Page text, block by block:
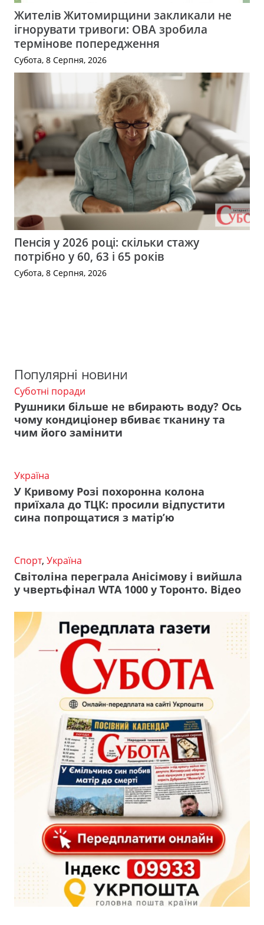
Жителів Житомирщини закликали не
ігнорувати тривоги: ОВА зробила
термінове попередження
Субота, 8 Серпня, 2026
Пенсія у 2026 році: скільки стажу
потрібно у 60, 63 і 65 років
Субота, 8 Серпня, 2026
Популярні новини
Суботні поради
Рушники більше не вбирають воду? Ось
чому кондиціонер вбиває тканину та
чим його замінити
Україна
У Кривому Розі похоронна колона
приїхала до ТЦК: просили відпустити
сина попрощатися з матір’ю
Спорт, Україна
Світоліна переграла Анісімову і вийшла
у чвертьфінал WTA 1000 у Торонто. Відео